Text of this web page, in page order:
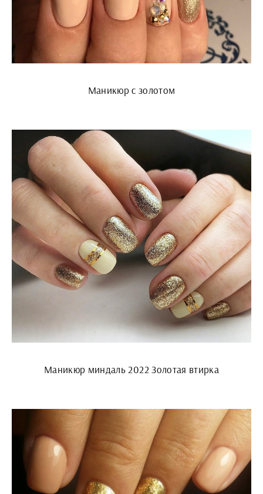
Маникюр с золотом
Маникюр миндаль 2022 Золотая втирка